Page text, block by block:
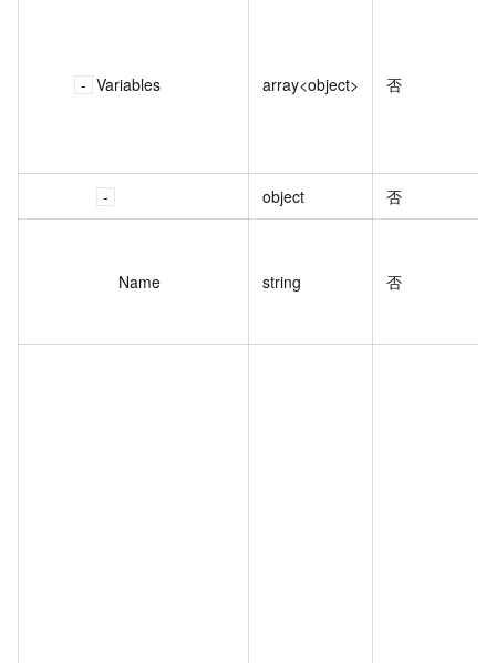
Variables array<object> 否
object 否
Name string 否